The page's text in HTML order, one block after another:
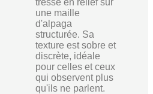
tressé en relief sur
une maille
d'alpaga
structurée. Sa
texture est sobre et
discrète, idéale
pour celles et ceux
qui observent plus
qu'ils ne parlent.